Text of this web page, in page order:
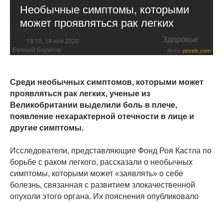
Необычные симптомы, которыми
может проявляться рак легких
18:10, 19 ноя 2020 Здоровье
Евгений Борисов Фото: pexels.com
Среди необычных симптомов, которыми может
проявляться рак легких, ученые из
Великобритании выделили боль в плече,
появление нехарактерной отечности в лице и
другие симптомы.
Исследователи, представляющие Фонд Роя Кастла по
борьбе с раком легкого, рассказали о необычных
симптомы, которыми может «заявлять» о себе
болезнь, связанная с развитием злокачественной
опухоли этого органа. Их пояснения опубликовало